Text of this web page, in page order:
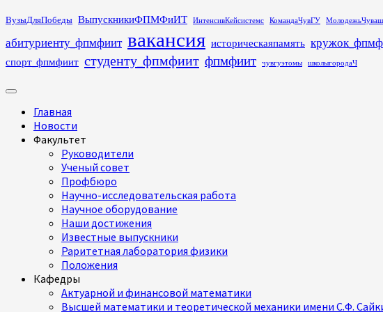
Перейти
содержимому
ВузыДляПобеды ВыпускникиФПМФиИТ ИнтенсивКейсистемс КомандаЧувГУ
абитуриенту_фпмфиит вакансия историческаяпамять
спорт_фпмфиит студенту_фпмфиит фпмфиит чувгуэтомы школыгородаЧ
Основное
Главная
Новости
Факультет
Руководители
Ученый совет
Профбюро
Научно-исследовательская работа
Научное оборудование
Наши достижения
Известные выпускники
Раритетная лаборатория физики
Положения
Кафедры
Актуарной и финансовой математики
Высшей математики и теоретической механики имени С.Ф.